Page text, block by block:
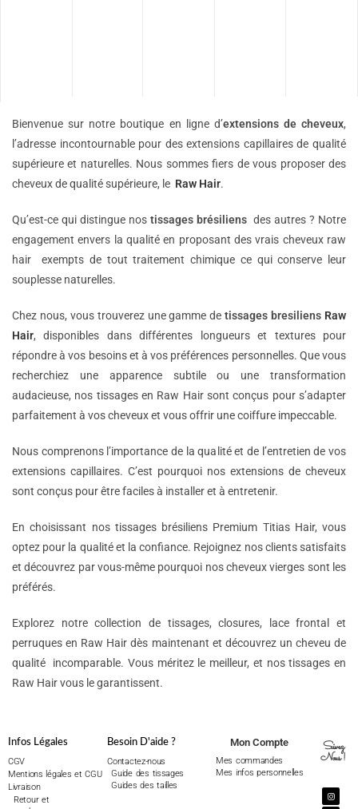
Bienvenue sur notre boutique en ligne d’extensions decheveux,
l’adresse incontournable pour des extensions capillaires de qualité
supérieure et naturelles. Nous sommes fiers de vous proposer des
cheveux de qualité supérieure, le Raw Hair.
Qu’est-ce qui distingue nos tissages brésiliens des autres ? Notre
engagement envers la qualité en proposant des vrais cheveux raw
hair exempts de tout traitement chimique ce qui conserve leur
souplesse naturelles.
Chez nous, vous trouverez une gamme detissages bresiliens Raw
Hair, disponibles dans différentes longueurs et textures pour
répondre à vos besoins et à vos préférences personnelles. Que vous
recherchiez une apparence subtile ou une transformation
audacieuse, nos tissages en Raw Hair sont conçus pour s’adapter
parfaitement à vos cheveux et vous offrir une coiffure impeccable.
Nous comprenons l’importance de la qualité et de l’entretien de vos
extensions capillaires. C’est pourquoi nos extensions de cheveux
sont conçus pour être faciles à installer et à entretenir.
En choisissant nos tissages brésiliens Premium Titias Hair, vous
optez pour la qualité et la confiance. Rejoignez nos clients satisfaits
et découvrez par vous-même pourquoi nos cheveux vierges sont les
préférés.
Explorez notre collection de tissages, closures, lace frontal et
perruques en Raw Hair dès maintenant et découvrez un cheveu de
qualité incomparable. Vous méritez le meilleur, et nos tissages en
Raw Hair vous le garantissent.
Infos Légales
CGV
Mentions légales et CGU
Livraison
Retour et
Besoin D'aide ?
Contactez-nous
Guide des tissages
Guides des tailles
Mon Compte
Mes commandes
Mes infos personnelles
Suivez
Nous !